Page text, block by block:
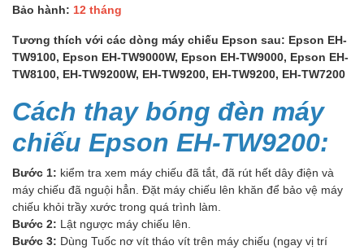
Bảo hành: 12 tháng
Tương thích với các dòng máy chiếu Epson sau: Epson EH-
TW9100, Epson EH-TW9000W, Epson EH-TW9000, Epson EH-
TW8100, EH-TW9200W, EH-TW9200, EH-TW9200, EH-TW7200
Cách thay bóng đèn máy
chiếu Epson EH-TW9200:
Bước 1: kiểm tra xem máy chiếu đã tắt, đã rút hết dây điện và
máy chiếu đã nguội hẳn. Đặt máy chiếu lên khăn để bảo vệ máy
chiếu khỏi trầy xước trong quá trình làm.
Bước 2: Lật ngược máy chiếu lên.
Bước 3: Dùng Tuốc nơ vít tháo vít trên máy chiếu (ngay vị trí